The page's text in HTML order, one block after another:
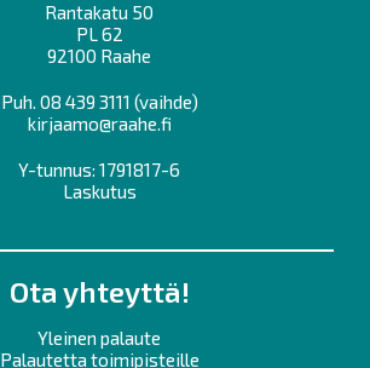
Rantakatu 50
PL 62
92100 Raahe
Puh. 08 439 3111 (vaihde)
kirjaamo@raahe.fi
Y-tunnus: 1791817-6
Laskutus
Ota yhteyttä!
Yleinen palaute
Palautetta toimipisteille